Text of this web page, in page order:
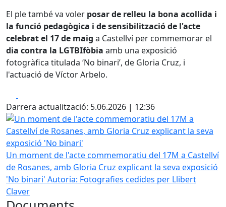
El ple també va voler posar de relleu la bona acollida i
la funció pedagògica i de sensibilització de l'acte
celebrat el 17 de maig a Castellví per commemorar el
dia contra la LGTBIfòbia amb una exposició
fotogràfica titulada ‘No binari’, de Gloria Cruz, i
l'actuació de Víctor Arbelo.
Darrera actualització: 5.06.2026 | 12:36
Un moment de l'acte commemoratiu del 17M a Castellví
Un moment de l'acte commemoratiu del 17M a Castellví
de Rosanes, amb Gloria Cruz explicant la seva exposició
'No binari' Autoria: Fotografies cedides per Llibert
Claver